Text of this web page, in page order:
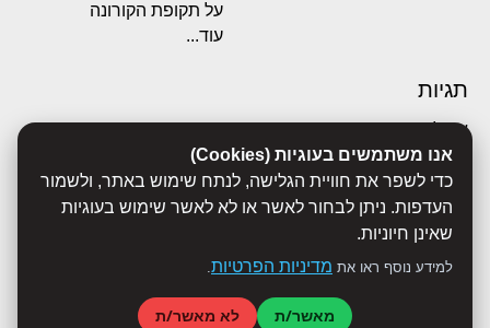
אנו משתמשים בעוגיות (Cookies)
כדי לשפר את חוויית הגלישה, לנתח שימוש באתר, ולשמור
העדפות. ניתן לבחור לאשר או לא לאשר שימוש בעוגיות
שאינן חיוניות.
למידע נוסף ראו את מדיניות הפרטיות.
מאשר/ת לא מאשר/ת
על תקופת הקורונה
עוד...
תגיות
אבולוציה
אכסדרה
אנשים
ביוגרפיות
ביולוגיה
ג'רונימו סטילטון